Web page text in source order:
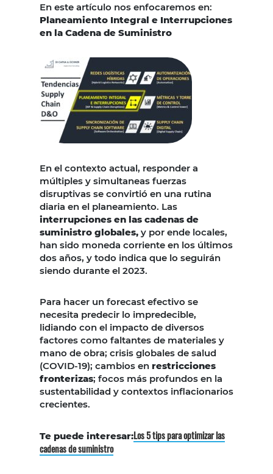
En este artículo nos enfocaremos en:
Planeamiento Integral e Interrupciones
en la Cadena de Suministro
En el contexto actual, responder a
múltiples y simultaneas fuerzas
disruptivas se convirtió en una rutina
diaria en el planeamiento. Las
interrupciones en las cadenas de
suministro globales, y por ende locales,
han sido moneda corriente en los últimos
dos años, y todo indica que lo seguirán
siendo durante el 2023.
Para hacer un forecast efectivo se
necesita predecir lo impredecible,
lidiando con el impacto de diversos
factores como faltantes de materiales y
mano de obra; crisis globales de salud
(COVID-19); cambios en restricciones
fronterizas; focos más profundos en la
sustentabilidad y contextos inflacionarios
crecientes.
Te puede interesar:Los 5 tips para optimizar las
cadenas de suministro